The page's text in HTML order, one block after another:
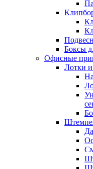
Боксы
Офисные
Лотки и